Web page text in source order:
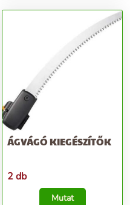
ÁGVÁGÓ KIEGÉSZÍTŐK
2 db
Mutat